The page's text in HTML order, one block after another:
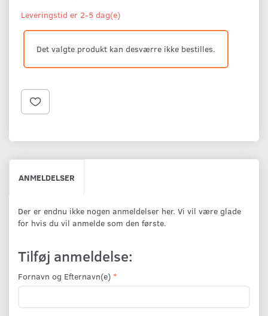
Leveringstid er 2-5 dag(e)
Det valgte produkt kan desværre ikke bestilles.
ANMELDELSER
Der er endnu ikke nogen anmeldelser her. Vi vil være glade
for hvis du vil anmelde som den første.
Tilføj anmeldelse:
Fornavn og Efternavn(e)